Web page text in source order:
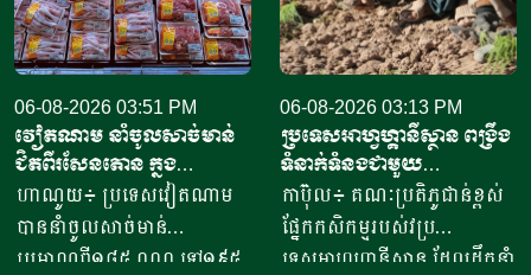
ចំនួន២០៧ ១៥៧តោន គិតជា
ទឹកប្រាក់ចំនួន១៥៦,៤៥​លាន
ដុល្លារ។ ឧកញ៉ា ឡាយ ឈុនហួ
ប្រធានសហព័ន្ធស្រូវអង្ករកម្ពុជា
បានមានប្រសាសន៍ថា ការនាំ
ចេញអង្ករសម្រាប់ឆ្នាំ២០២៦នេះ
នឹងសម្រេចបានជោគជ័យតាម
ផែនការ ហើយ​មិនមានបញ្ហាអ្វី
ចោទនោះទេ ជាពិសេស ស្រប
ចំណូលសរុបបានពីបីលានដល់​
ប្រាំបីលានរៀល​ក្នុងមួយថ្ងៃ​។ អ្នក
ស្រី ថ្លុង ថាន ម្ចាស់ហាង​យីហោ
“អាកោត្នោតព្រះដាក់” នៅឃុំព្រះ
ដាក់​ ស្រុក​បន្ទាយស្រី ខេត្ត
សៀមរាប​ បានឱ្យដឹង​ថា មុខរបរ
ធ្វើនំអាកោត្នោត​លក់ជូនប្រជា
ពលរដ្ឋនិងភ្ញៀវទេសចរណ៍
អន្តរជាតិ​ ក្នុងពេលសព្វថ្ងៃនេះ
06-08-2026 03:51 PM
វៀតណាម នាំចូលសាច់មាន់
ជិតពីរសែនតោន ក្នុង
ឆមាសទី១ ដោយភាគច្រើននាំ
ចូលពីអាម៉េរិក
ហាណូយ៖ ប្រទេសវៀតណាម
បាននាំចូលសាច់មាន់
ប្រមាណពី១៨៥ ០០០ ទៅ១៩៥
06-08-2026 03:13 PM
ប្រទេសអាហ្វហ្គានីស្ថាន ពង្រឹង
ទំនាក់ទំនងជាមួយ
ប្រទេសម៉ុលដូវ៉ា ដើម្បីជំរុញ
កិច្ចសហប្រតិបត្តិការផ្នែក
វិទ្យាសាស្ត្រ និងកសិកម្ម
កាប៊ុល៖ គណៈប្រតិភូជាន់ខ្ពស់
ផ្នែកកសិកម្មរបស់វប្រ
ទេសអាហ្វហ្គានីស្ថាន ដែលដឹកនាំ